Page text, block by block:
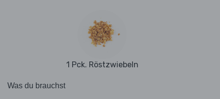
1 Pck. Röstzwiebeln
Was du brauchst